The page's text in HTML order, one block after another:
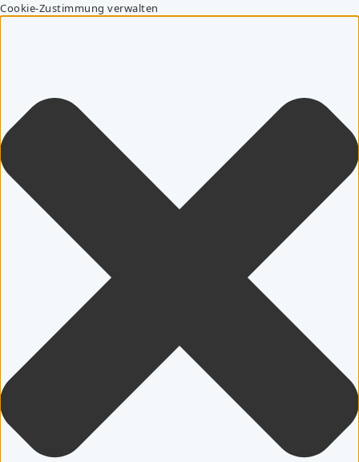
Cookie-Zustimmung verwalten